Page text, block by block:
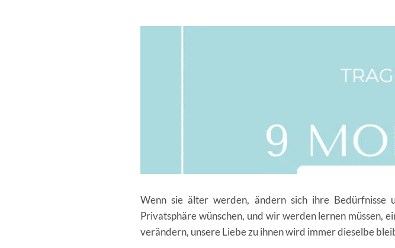
Wenn sie älter werden, ändern sich ihre Bedürfnisse
Privatsphäre wünschen, und wir werden lernen müssen,
verändern, unsere Liebe zu ihnen wird immer dieselbe